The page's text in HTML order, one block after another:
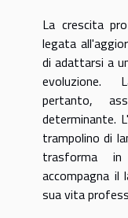
La crescita
legata
di adattarsi a
evoluzione.
pertanto,
determinante.
trampolino di
trasforma
accompagna
sua vita